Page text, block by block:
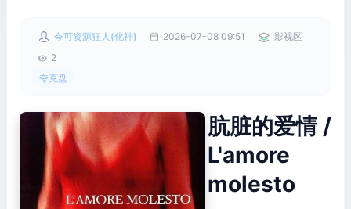
夸可资源狂人(化神) 2026-07-08 09:51
影视区
2
夸克盘
肮脏的爱情 /
L'amore
molesto